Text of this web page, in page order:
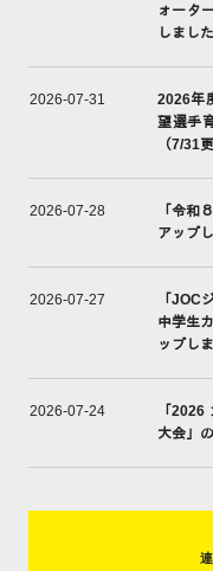
ォータ
しました
2026-07-31
2026年
望選手
（7/31
2026-07-28
「令和
アップ
2026-07-27
「JOC
中学生
ップし
2026-07-24
「
大会」